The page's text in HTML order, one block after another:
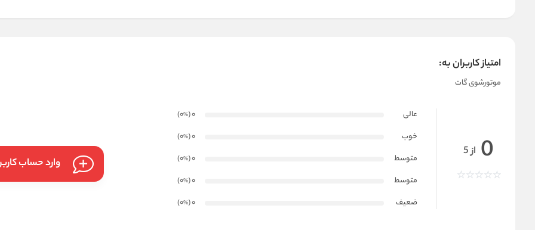
امتیاز کاربران به:
موتورشوی گات
0 از 5
عالی 0
(0
%
)
خوب
0
(0
%
)
متوسط
0
(0
%
)
متوسط
0
(0
%
)
ضعیف
0
(0
%
)
وارد حساب